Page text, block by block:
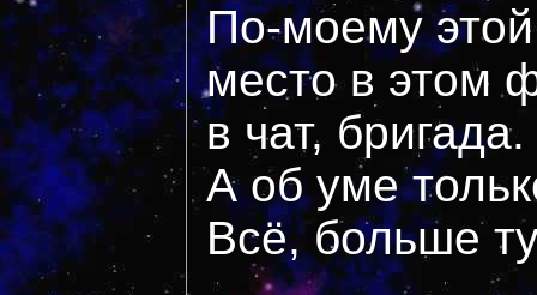
По-моему
место в этом
в чат, бригада.
А об уме
Всё, больше